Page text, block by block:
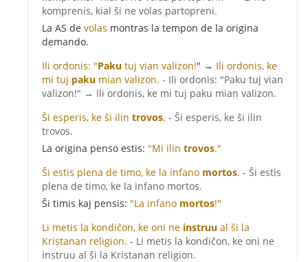
komprenis, kial ŝi ne volas partopreni.
La AS de volas montras la tempon de la origina
demando.
Ili ordonis: "Paku tuj vian valizon!" → Ili ordonis, ke
mi tuj paku mian valizon. - Ili ordonis: "Paku tuj vian
valizon!" → Ili ordonis, ke mi tuj paku mian valizon.
Ŝi esperis, ke ŝi ilin trovos. - Ŝi esperis, ke ŝi ilin
trovos.
La origina penso estis: "Mi ilin trovos."
Ŝi estis plena de timo, ke la infano mortos. - Ŝi estis
plena de timo, ke la infano mortos.
Ŝi timis kaj pensis: "La infano mortos!"
Li metis la kondiĉon, ke oni ne instruu al ŝi la
Kristanan religion. - Li metis la kondiĉon, ke oni ne
instruu al ŝi la Kristanan religion.